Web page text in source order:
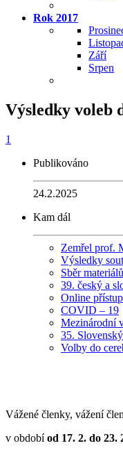
Rok 2017
Září
Srpen
Výsledky voleb
1
Publikováno
24.2.2025
Kam dál
Zemřel prof.
Výsledky
Sběr
39. český a
Online
COVID – 19
Mezinárodní
35.
Volby do
Vážené členky, vážení
v obdobíod 17. 2. do 23.